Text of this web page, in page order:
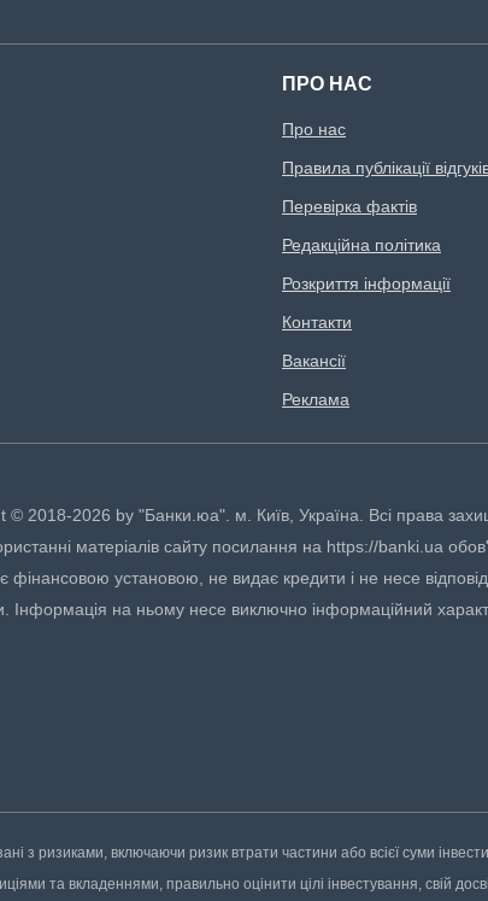
ПРО НАС
Про нас
Правила публікації
Перевірка фактів
Редакційна політика
Розкриття інформації
Контакти
Вакансії
Реклама
© 2018-2026 by "Банки.юа". м. Київ, Україна. Всі права
матеріалів сайту посилання на https://banki.ua
фінансовою установою, не видає кредити і не несе
Інформація на ньому несе виключно інформаційний
з ризиками, включаючи ризик втрати частини або всієї суми
та вкладеннями, правильно оцінити цілі інвестування, свій